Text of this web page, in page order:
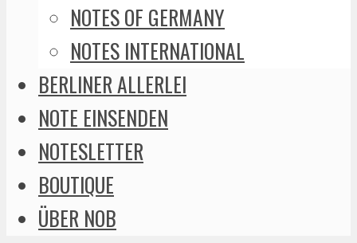
NOTES OF GERMANY
NOTES INTERNATIONAL
BERLINER ALLERLEI
NOTE EINSENDEN
NOTESLETTER
BOUTIQUE
ÜBER NOB